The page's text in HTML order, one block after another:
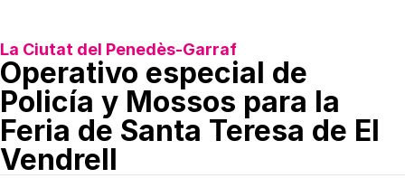
La Ciutat del Penedès-Garraf
Operativo especial de
Policía y Mossos para la
Feria de Santa Teresa de El
Vendrell